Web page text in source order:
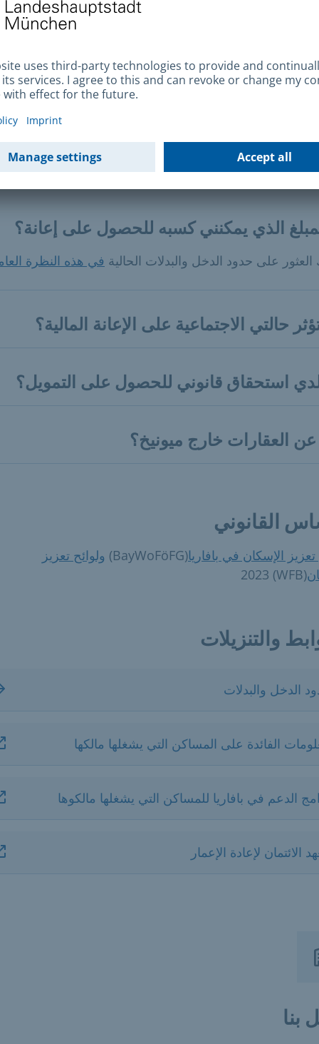
عن مبلغ الرصيد المتاح
إثبات الدخل لآخر 12 شهرًا
والأجوبة
الذي يمكنني كسبه للحصول على إعانة؟
العثور على حدود الدخل والبدلات الحالية في هذه النظرة
حالتي الاجتماعية على الإعانة المالية؟
استحقاق قانوني للحصول على التمويل؟
عن العقارات خارج ميونيخ؟
القانوني
الإسكان في بافاريا(BayWoFöFG)
ولوائح تعزيز
(WFB) 2023
والتنزيلات
الدخل والبدلات
الفائدة على المساكن التي يشغلها مالكها
الدعم في بافاريا للمساكن التي يشغلها مالكوها
الائتمان لإعادة الإعمار
بنا